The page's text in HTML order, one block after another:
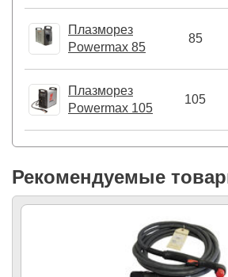
Плазморез
Powermax 85
85
Плазморез
Powermax 105
105
Рекомендуемые